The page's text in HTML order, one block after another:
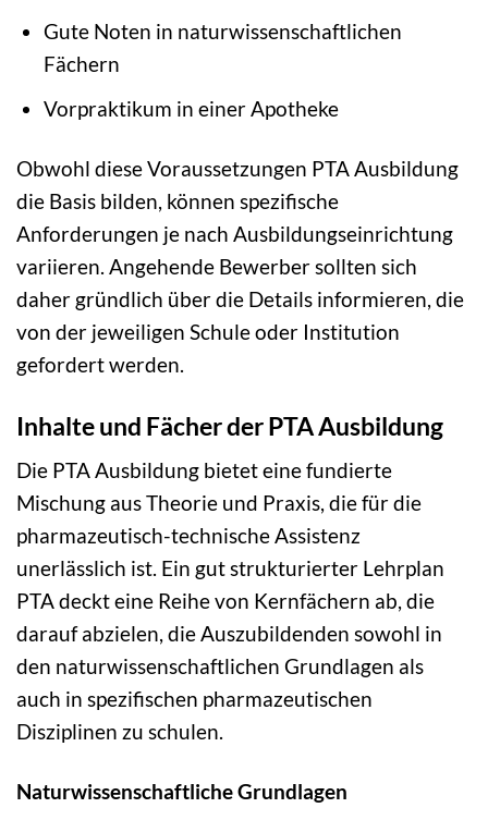
Gute Noten in naturwissenschaftlichen
Fächern
Vorpraktikum in einer Apotheke
Obwohl diese Voraussetzungen PTA Ausbildung
die Basis bilden, können spezifische
Anforderungen je nach Ausbildungseinrichtung
variieren. Angehende Bewerber sollten sich
daher gründlich über die Details informieren, die
von der jeweiligen Schule oder Institution
gefordert werden.
Inhalte und Fächer der PTA Ausbildung
Die PTA Ausbildung bietet eine fundierte
Mischung aus Theorie und Praxis, die für die
pharmazeutisch-technische Assistenz
unerlässlich ist. Ein gut strukturierter Lehrplan
PTA deckt eine Reihe von Kernfächern ab, die
darauf abzielen, die Auszubildenden sowohl in
den naturwissenschaftlichen Grundlagen als
auch in spezifischen pharmazeutischen
Disziplinen zu schulen.
Naturwissenschaftliche Grundlagen